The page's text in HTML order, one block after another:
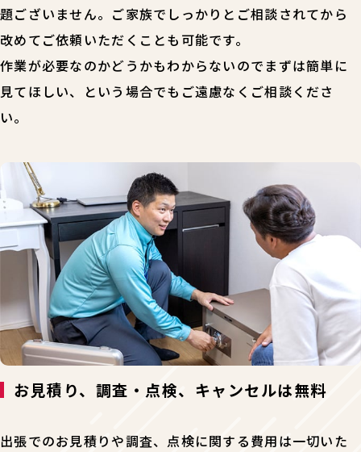
題ございません。ご家族でしっかりとご相談されてから
改めてご依頼いただくことも可能です。
作業が必要なのかどうかもわからないのでまずは簡単に
見てほしい、という場合でもご遠慮なくご相談くださ
い。
お見積り、調査・点検、キャンセルは無料
出張でのお見積りや調査、点検に関する費用は一切いた